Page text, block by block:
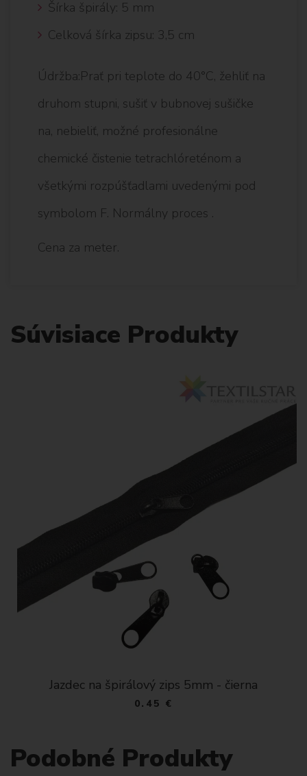
Šírka špirály: 5 mm
Celková šírka zipsu: 3,5 cm
Údržba:Prať pri teplote do 40°C, žehliť na
druhom stupni, sušiť v bubnovej sušičke
na, nebieliť, možné profesionálne
chemické čistenie tetrachlóreténom a
všetkými rozpúšťadlami uvedenými pod
symbolom F. Normálny proces .
Cena za meter.
Súvisiace Produkty
Jazdec na špirálový zips 5mm - čierna
0.45 €
Podobné Produkty